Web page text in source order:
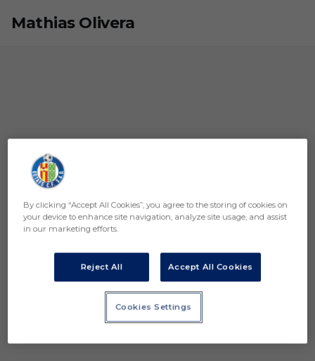
Mathias Olivera
By clicking “Accept All Cookies”, you agree to the storing of cookies on
your device to enhance site navigation, analyze site usage, and assist
in our marketing efforts.
Reject All Accept All Cookies
Cookies Settings